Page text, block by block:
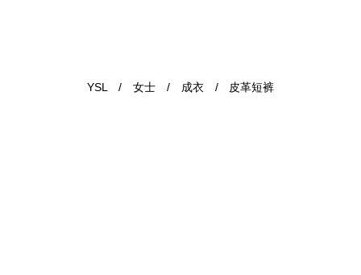
YSL / 女士 / 成衣 / 皮革短裤